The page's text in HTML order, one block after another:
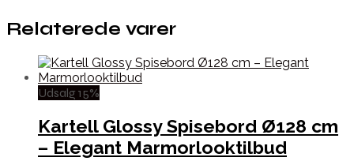
Relaterede varer
Udsalg 15%
Kartell Glossy Spisebord Ø128 cm
– Elegant Marmorlooktilbud